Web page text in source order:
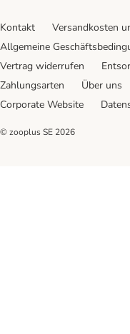
Kontakt Versandkosten
Allgemeine
Vertrag widerrufen
Zahlungsarten
Über uns
Corporate Website
© zooplus SE 2026